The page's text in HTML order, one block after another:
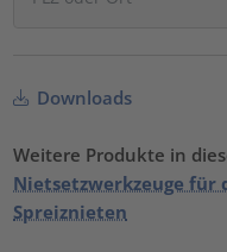
Downloads
Weitere Produkte in
Nietsetzwerkzeuge für
Spreiznieten